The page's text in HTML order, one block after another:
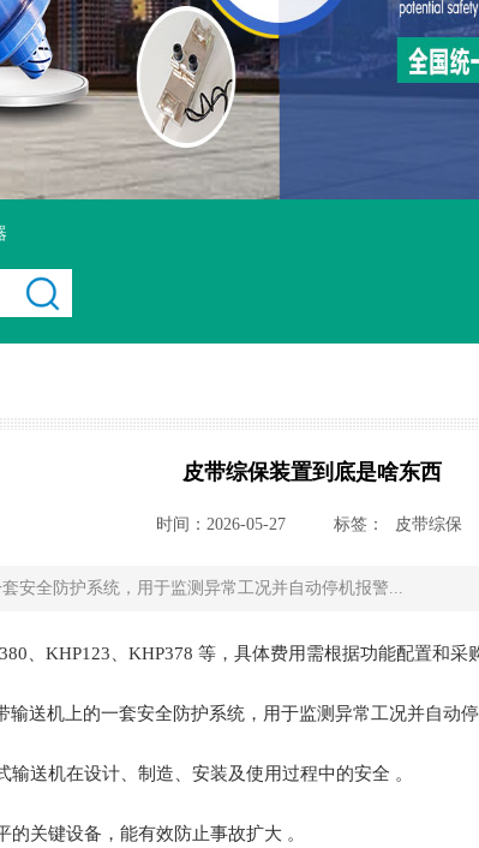
皮带综保装置到底是啥东西
时间：2026-05-27 标签： 皮带综保
安全防护系统，用于监测异常工况并自动停机报警...
、KHP123、KHP378 等，具体费用需根据功能配置和
送机上的一套安全防护系统，用于监测异常工况并自动停
送机在设计、制造、安装及使用过程中的安全 。
关键设备，能有效防止事故扩大 。‌‌‌